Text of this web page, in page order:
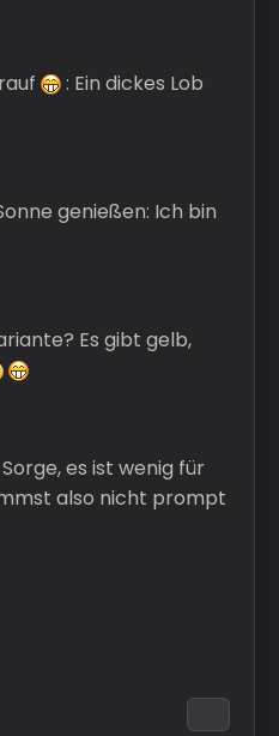
: Ein dickes Lob
genießen: Ich bin
Es gibt gelb,
es ist wenig für
also nicht prompt